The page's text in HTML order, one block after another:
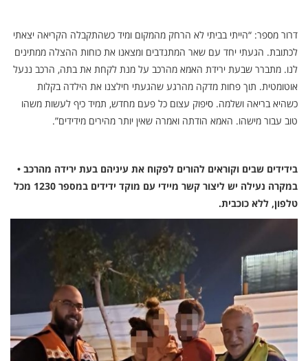
דרור מספר: “הייתי בביתי לא הרחק מהמקום ומיד כשהתקבלה הקריאה יצאתי
לכתובת. הגעתי יחד עם שאר המתנדבים ומצאנו את כוחות ההצלה ממתינים
לנו. מתברר שבעת ירידת האמא מהרכב על מנת לקחת את בתה, הרכב ננעל
אוטומטית. תוך פחות מדקה מהרגע שהגעתי חילצנו את הילדה בקלות
כשהיא בריאה ושלמה. סיפוק עצום כל פעם מחדש, תמיד כיף לעשות משהו
טוב עבור מישהו. האמא הודתה ואמרה שאין יותר מהירים מידידים”.
בידידים שבים וקוראים להורים לפקוח את עיניהם בעת ירידה מהרכב •
במקרה נעילה יש ליצור קשר מיידי עם מוקד ידידים במספר 1230 מכל
טלפון, ללא כוכבית.